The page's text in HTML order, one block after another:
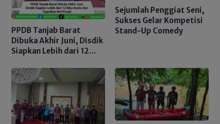
PPDB Tanjab Barat
Dibuka Akhir Juni, Disdik
Siapkan Lebih dari 12
Tegaskan Nol Pungli
Sejumlah Penggiat Seni,
Sukses Gelar Kompetisi
Stand-Up Comedy